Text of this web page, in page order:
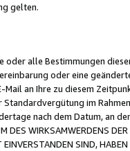
gelten.
oder alle Bestimmungen
oder eine
Mail an Ihre zu diesem
Standardvergütung im
nach dem Datum, an
DES WIRKSAMWERDENS
SIND,